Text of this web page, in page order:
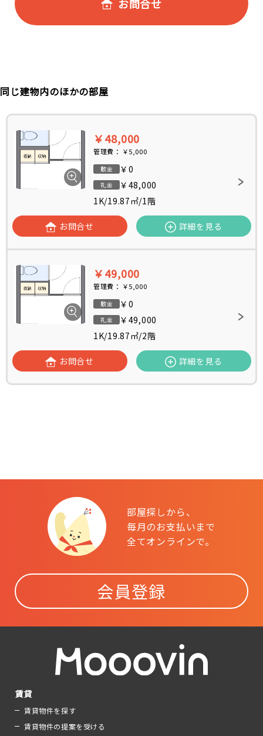
お問合せ
同じ建物内のほかの部屋
￥48,000
管理費： ￥5,000
敷金 ￥0
礼金
￥48,000
1K/19.87㎡/1階
お問合せ 詳細を見る
￥49,000
管理費： ￥5,000
敷金 ￥0
礼金
￥49,000
1K/19.87㎡/2階
お問合せ 詳細を見る
部屋探しから、
毎月のお支払いまで
全てオンラインで。
会員登録
賃貸
賃貸物件を探す
賃貸物件の提案を受ける